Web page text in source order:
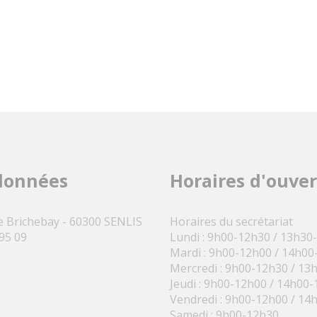
Brichebay - 60300 SENLIS
09
Horaires
Horaires du secrétariat
Lundi : 9h00-12h30 /
Mardi : 9h00-12h00 /
Mercredi : 9h00-12h30 /
Jeudi : 9h00-12h00 / 14h00-
Vendredi : 9h00-12h00 /